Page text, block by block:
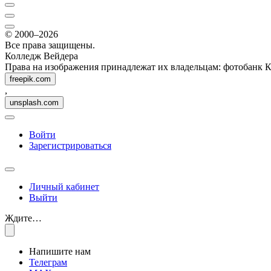
© 2000–2026
Все права защищены.
Колледж Вейдера
Права на изображения принадлежат их владельцам: фотобанк
freepik.com
,
unsplash.com
Войти
Зарегистрироваться
Личный кабинет
Выйти
Ждите…
Напишите нам
Телеграм